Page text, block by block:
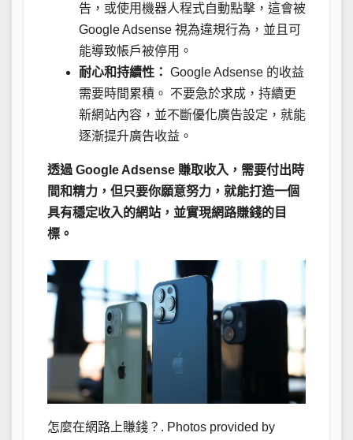
告，或使用機器人程式自動點擊，這會被
Google Adsense 視為違規行為，並且可
能導致帳戶被停用。
耐心和持續性： Google Adsense 的收益
需要時間累積。 不要急於求成，持續更
新網站內容，並不斷優化廣告設定，就能
逐漸提升廣告收益。
透過 Google Adsense 賺取收入，需要付出時
間和精力，但只要你願意努力，就能打造一個
具有穩定收入的網站，並實現網路賺錢的目
標。
怎麼在網路上賺錢？. Photos provided by